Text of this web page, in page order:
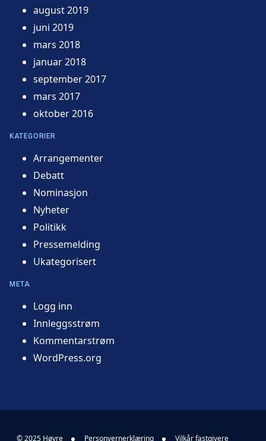
august 2019
juni 2019
mars 2018
januar 2018
september 2017
mars 2017
oktober 2016
KATEGORIER
Arrangementer
Debatt
Nominasjon
Nyheter
Politikk
Pressemelding
Ukategorisert
META
Logg inn
Innleggsstrøm
Kommentarstrøm
WordPress.org
© 2025 Høyre Personvernerklæring Vilkår fastgivere